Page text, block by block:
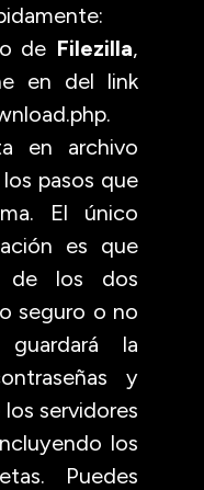
de Filezilla,
en del link
en archivo
pasos que
El único
es que
de los dos
seguro o no
la
y
servidores
los
Puedes